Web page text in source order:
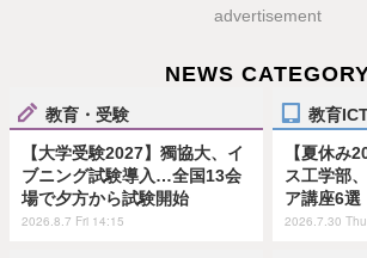
advertisement
NEWS
教育・受験
【大学受験2027】獨協大、イ
ブニング試験導入…全国13会
場で夕方から試験開始
2026.8.7 Fri 14:15
教育
【夏休み
ス工学部
ア講座6選
2026.7.30